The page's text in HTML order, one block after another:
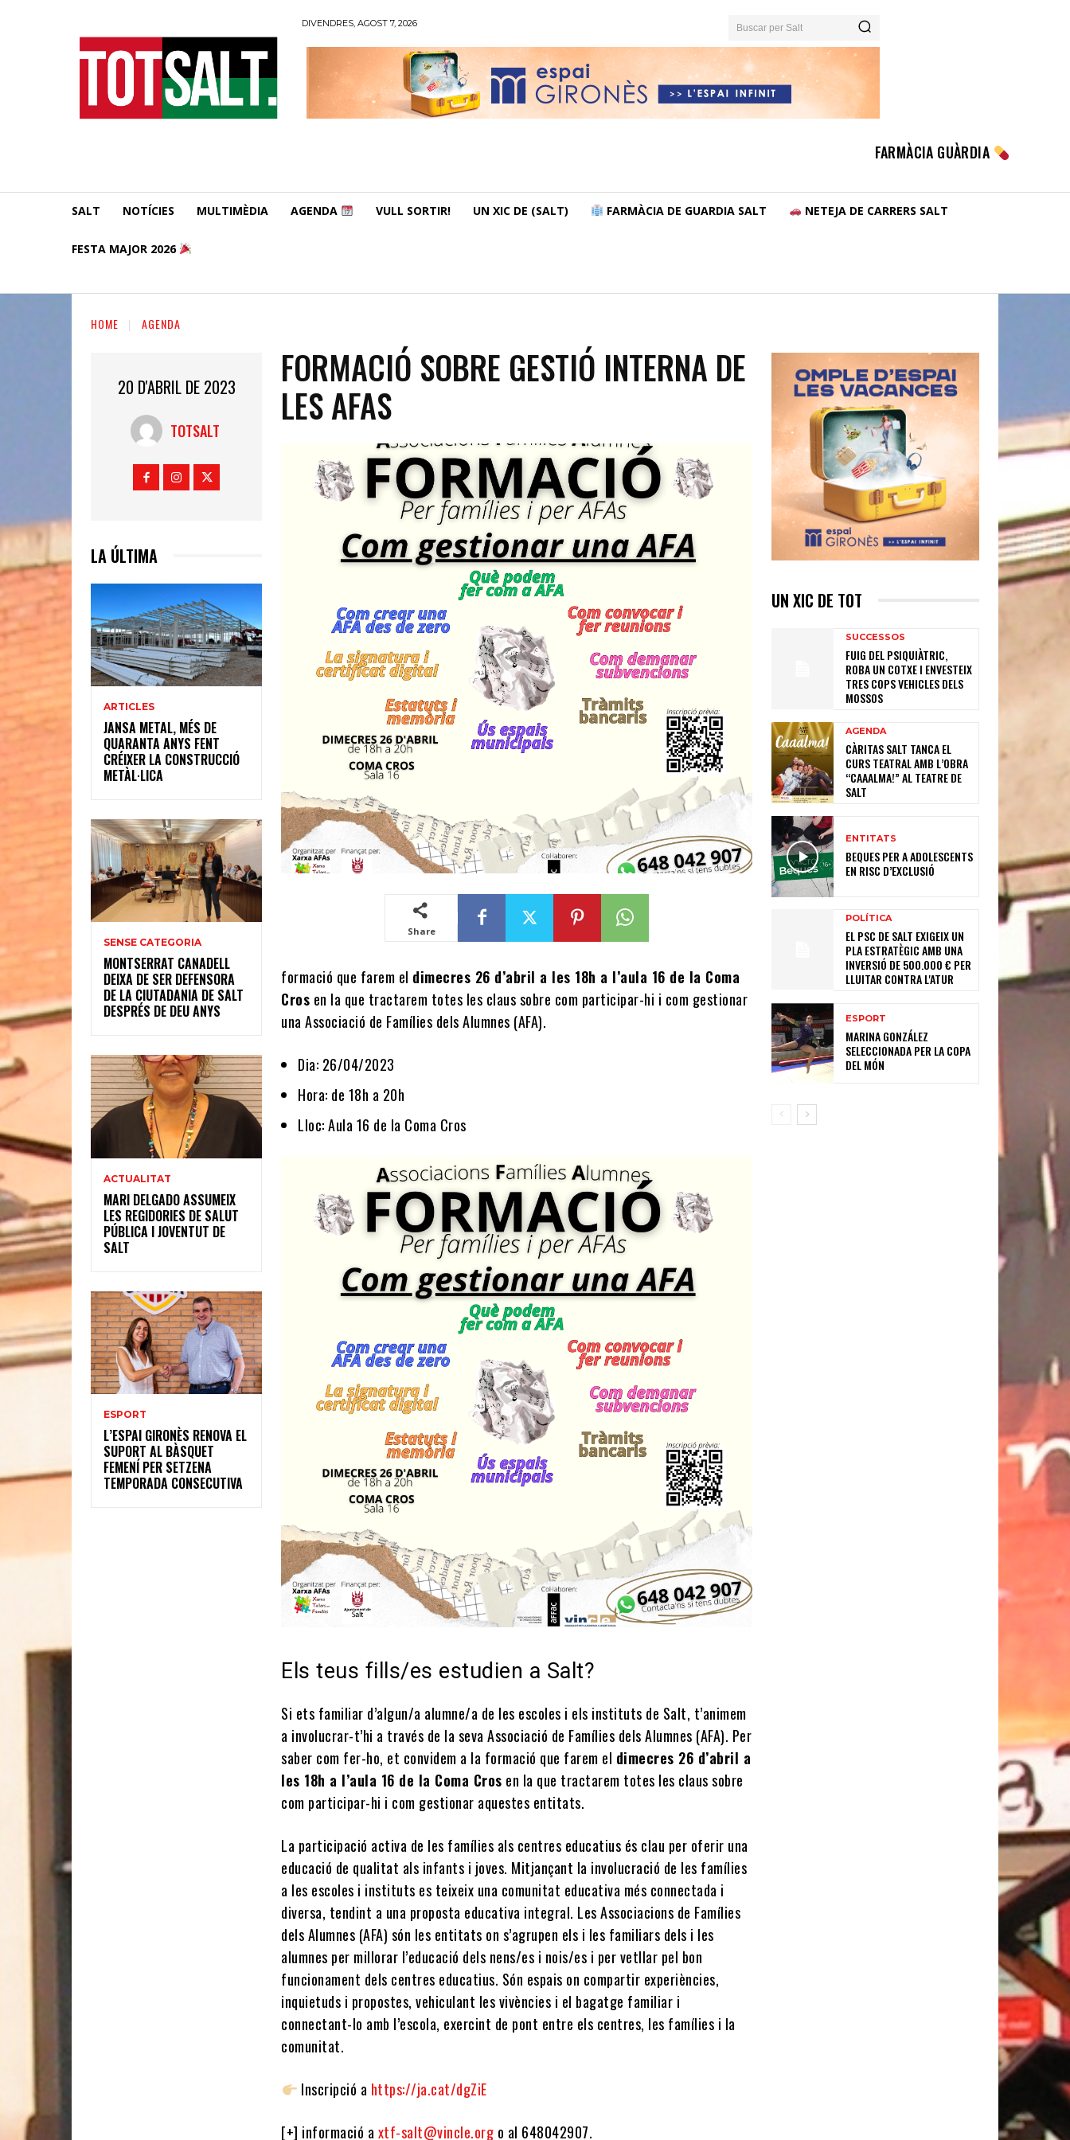
DIVENDRES, AGOST 7, 2026 Buscar per Salt
FARMÀCIA GUÀRDIA
SALT NOTÍCIES MULTIMÈDIA AGENDA VULL SORTIR! UN XIC DE (SALT) FARMÀCIA DE GUARDIA SALT NETEJA DE CARRERS SALT
FESTA MAJOR 2026
HOME AGENDA
20 D'ABRIL DE 2023
TOTSALT
LA ÚLTIMA
ARTICLES
JANSA METAL, MÉS DE
QUARANTA ANYS FENT
CRÉIXER LA CONSTRUCCIÓ
METÀL·LICA
SENSE CATEGORIA
MONTSERRAT CANADELL
DEIXA DE SER DEFENSORA
DE LA CIUTADANIA DE SALT
DESPRÉS DE DEU ANYS
ACTUALITAT
MARI DELGADO ASSUMEIX
LES REGIDORIES DE SALUT
PÚBLICA I JOVENTUT DE
SALT
ESPORT
L’ESPAI GIRONÈS RENOVA EL
SUPORT AL BÀSQUET
FEMENÍ PER SETZENA
TEMPORADA CONSECUTIVA
FORMACIÓ SOBRE GESTIÓ INTERNA DE
LES AFAS
Share
formació que farem el dimecres 26 d’abril a les 18h a l’aula 16 de la Coma
Cros en la que tractarem totes les claus sobre com participar-hi i com gestionar
una Associació de Famílies dels Alumnes (AFA).
Dia: 26/04/2023
Hora: de 18h a 20h
Lloc: Aula 16 de la Coma Cros
Els teus fills/es estudien a Salt?
Si ets familiar d’algun/a alumne/a de les escoles i els instituts de Salt, t’animem
a involucrar-t’hi a través de la seva Associació de Famílies dels Alumnes (AFA). Per
saber com fer-ho, et convidem a la formació que farem el dimecres 26 d’abril a
les 18h a l’aula 16 de la Coma Cros en la que tractarem totes les claus sobre
com participar-hi i com gestionar aquestes entitats.
La participació activa de les famílies als centres educatius és clau per oferir una
educació de qualitat als infants i joves. Mitjançant la involucració de les famílies
a les escoles i instituts es teixeix una comunitat educativa més connectada i
diversa, tendint a una proposta educativa integral. Les Associacions de Famílies
dels Alumnes (AFA) són les entitats on s’agrupen els i les familiars dels i les
alumnes per millorar l’educació dels nens/es i nois/es i per vetllar pel bon
funcionament dels centres educatius. Són espais on compartir experiències,
inquietuds i propostes, vehiculant les vivències i el bagatge familiar i
connectant-lo amb l’escola, exercint de pont entre els centres, les famílies i la
comunitat.
Inscripció a https://ja.cat/dgZiE
[+] informació axtf-salt@vincle.org o al 648042907.
UN XIC DE TOT
SUCCESSOS
FUIG DEL PSIQUIÀTRIC,
ROBA UN COTXE I ENVESTEIX
TRES COPS VEHICLES DELS
MOSSOS
AGENDA
CÀRITAS SALT TANCA EL
CURS TEATRAL AMB L’OBRA
“CAAALMA!” AL TEATRE DE
SALT
ENTITATS
BEQUES PER A ADOLESCENTS
EN RISC D’EXCLUSIÓ
POLÍTICA
EL PSC DE SALT EXIGEIX UN
PLA ESTRATÈGIC AMB UNA
INVERSIÓ DE 500.000 € PER
LLUITAR CONTRA L'ATUR
ESPORT
MARINA GONZÁLEZ
SELECCIONADA PER LA COPA
DEL MÓN